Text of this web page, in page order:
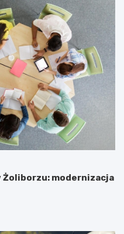
Żoliborzu: modernizacja